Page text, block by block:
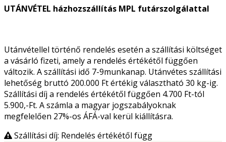
UTÁNVÉTEL házhozszállítás MPL futárszolgálattal
Utánvétellel történő rendelés esetén a szállítási költséget
a vásárló fizeti, amely a rendelés értékétől függően
változik. A szállítási idő 7-9munkanap. Utánvétes szállítási
lehetőség bruttó 200.000 Ft értékig választható 30 kg-ig.
Szállítási díj a rendelés értékétől függően 4.700 Ft-tól
5.900,-Ft. A számla a magyar jogszabályoknak
megfelelően 27%-os ÁFÁ-val kerül kiállításra.
Szállítási díj: Rendelés értékétől függ